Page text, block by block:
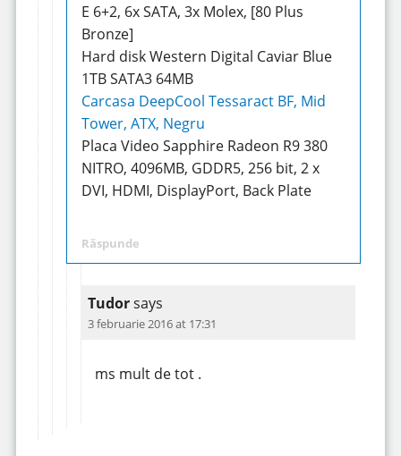
E 6+2, 6x SATA, 3x Molex, [80 Plus
Bronze]
Hard disk Western Digital Caviar Blue
1TB SATA3 64MB
Carcasa DeepCool Tessaract BF, Mid
Tower, ATX, Negru
Placa Video Sapphire Radeon R9 380
NITRO, 4096MB, GDDR5, 256 bit, 2 x
DVI, HDMI, DisplayPort, Back Plate
Răspunde
Tudorsays
3 februarie 2016 at 17:31
ms mult de tot .